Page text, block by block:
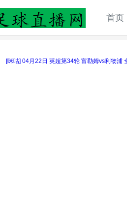
首页
[咪咕] 04月22日 英超第34轮 富勒姆vs利物浦